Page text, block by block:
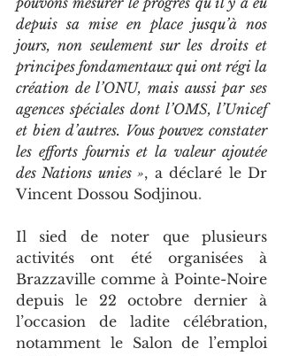
depuis sa mise en place jusqu’à nos
jours, non seulement sur les droits et
principes fondamentaux qui ont régi la
création de l’ONU, mais aussi par ses
agences spéciales dont l’OMS, l’Unicef
et bien d’autres. Vous pouvez constater
les efforts fournis et la valeur ajoutée
des Nations unies », a déclaré le Dr
Vincent Dossou Sodjinou.
Il sied de noter que plusieurs
activités ont été organisées à
Brazzaville comme à Pointe-Noire
depuis le 22 octobre dernier à
l’occasion de ladite célébration,
notamment le Salon de l’emploi